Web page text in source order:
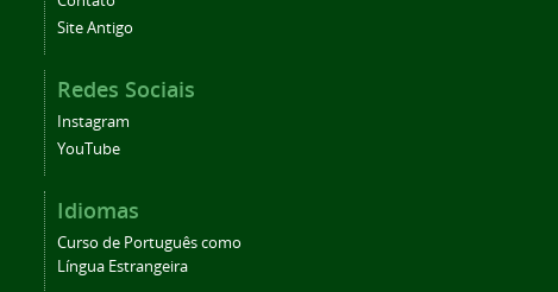
Site Antigo
Redes Sociais
Instagram
YouTube
Idiomas
Curso de Português como
Língua Estrangeira